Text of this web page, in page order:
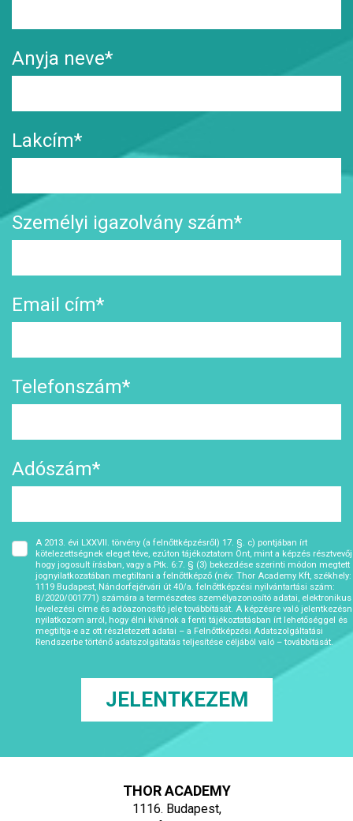
Anyja neve*
Lakcím*
Személyi igazolvány szám*
Email cím*
Telefonszám*
Adószám*
A 2013. évi LXXVII. törvény (a felnőttképzésről) 17. §. c) pontjában írt
kötelezettségnek eleget téve, ezúton tájékoztatom Önt, mint a képzés
hogy jogosult írásban, vagy a Ptk. 6:7. § (3) bekezdése szerinti módon megtett
jognyilatkozatában megtiltani a felnőttképző (név: Thor Academy Kft, székhely:
1119 Budapest, Nándorfejérvári út 40/a. felnőttképzési nyilvántartási szám:
B/2020/001771) számára a természetes személyazonosító adatai, elektronikus
levelezési címe és adóazonosító jele továbbítását. A képzésre való
nyilatkozom arról, hogy élni kívánok a fenti tájékoztatásban írt lehetőséggel és
megtiltja-e az ott részletezett adatai – a Felnőttképzési Adatszolgáltatási
Rendszerbe történő adatszolgáltatás teljesítése céljából való – továbbítását.
THOR ACADEMY
1116. Budapest,